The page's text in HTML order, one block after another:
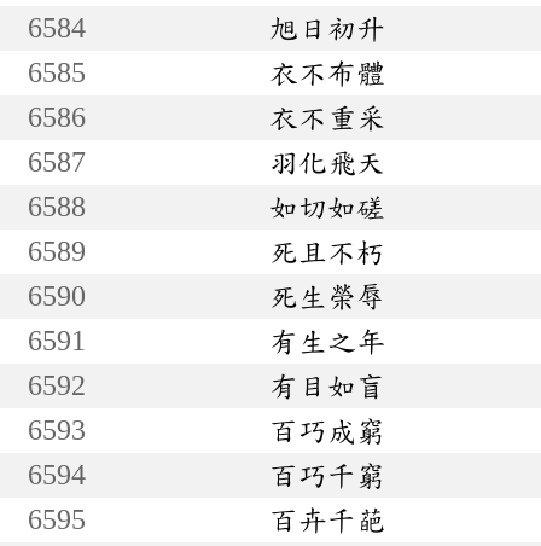
6584
旭日初升
6585
衣不布體
6586
衣不重采
6587
羽化飛天
6588
如切如磋
6589
死且不朽
6590
死生榮辱
6591
有生之年
6592
有目如盲
6593
百巧成窮
6594
百巧千窮
6595
百卉千葩